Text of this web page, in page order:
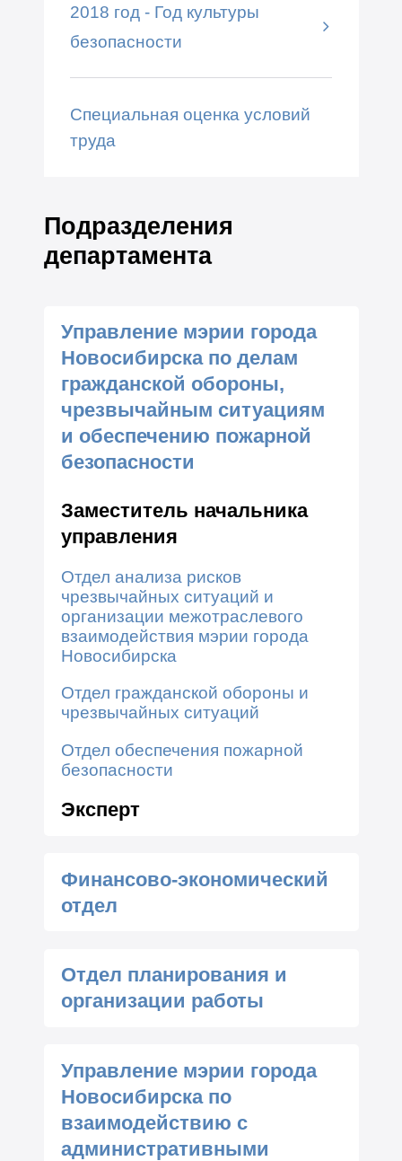
2018 год - Год культуры
безопасности
Специальная оценка условий
труда
Подразделения
департамента
Управление мэрии города
Новосибирска по делам
гражданской обороны,
чрезвычайным ситуациям
и обеспечению пожарной
безопасности
Заместитель начальника
управления
Отдел анализа рисков
чрезвычайных ситуаций и
организации межотраслевого
взаимодействия мэрии города
Новосибирска
Отдел гражданской обороны и
чрезвычайных ситуаций
Отдел обеспечения пожарной
безопасности
Эксперт
Финансово-экономический
отдел
Отдел планирования и
организации работы
Управление мэрии города
Новосибирска по
взаимодействию с
административными